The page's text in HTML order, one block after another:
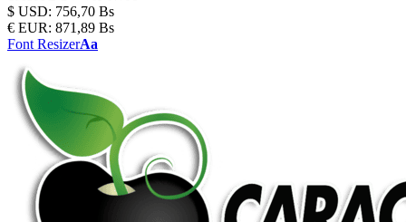
$ USD: 756,70 Bs
€ EUR: 871,89 Bs
Font ResizerAa